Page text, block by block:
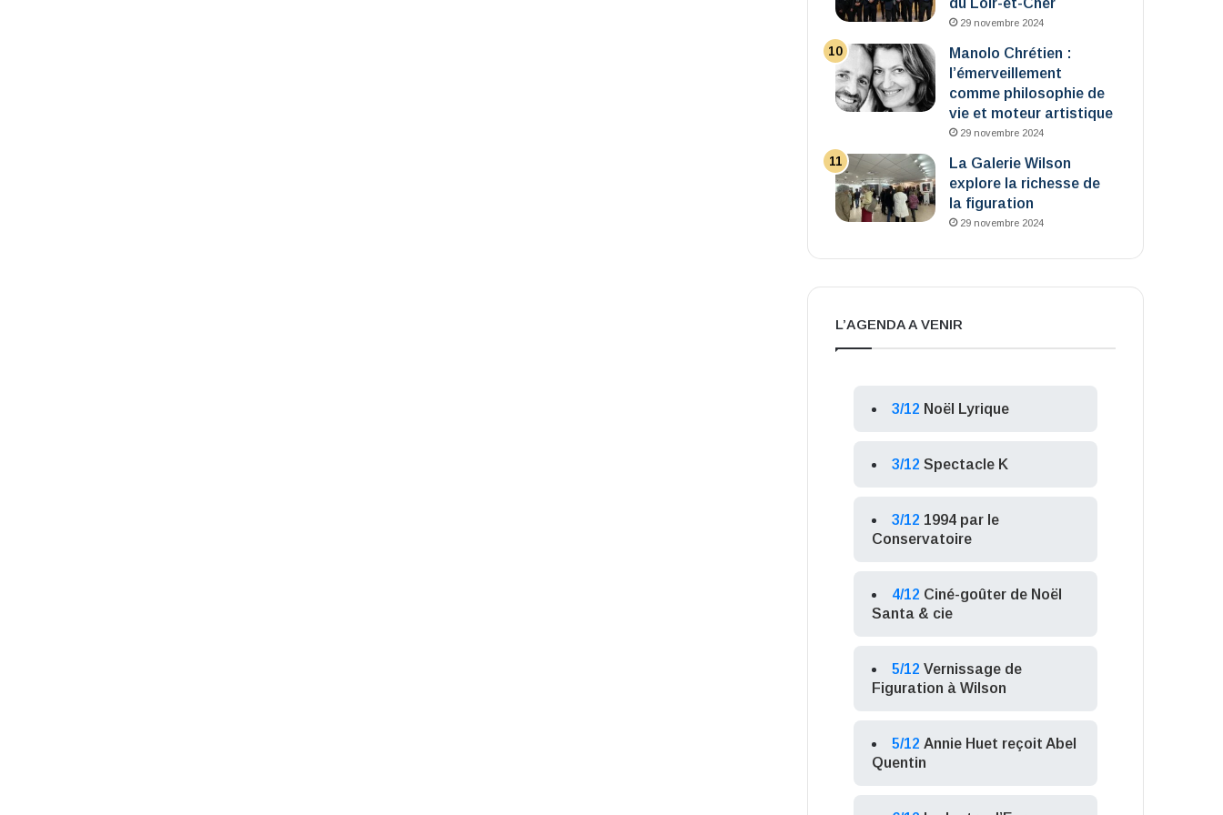
du Loir-et-Cher
29 novembre 2024
Manolo Chrétien :
l’émerveillement
comme philosophie de
vie et moteur artistique
29 novembre 2024
La Galerie Wilson
explore la richesse de
la figuration
29 novembre 2024
L’AGENDA A VENIR
3/12 Noël Lyrique
3/12 Spectacle K
3/12 1994 par le
Conservatoire
4/12 Ciné-goûter de Noël
Santa & cie
5/12 Vernissage de
Figuration à Wilson
5/12 Annie Huet reçoit Abel
Quentin